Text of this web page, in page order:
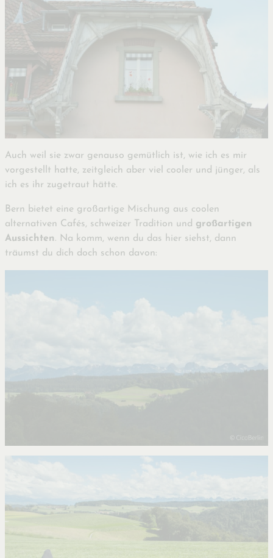
Auch weil sie zwar genauso gemütlich ist, wie ich es mir
vorgestellt hatte, zeitgleich aber viel cooler und jünger, als
ich es ihr zugetraut hätte.
Bern bietet eine großartige Mischung aus coolen
alternativen Cafés, schweizer Tradition und großartigen
Aussichten. Na komm, wenn du das hier siehst, dann
träumst du dich doch schon davon: